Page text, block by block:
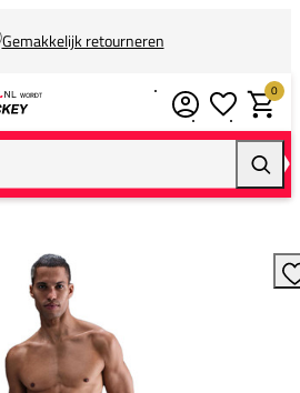
Gemakkelijk retourneren
0